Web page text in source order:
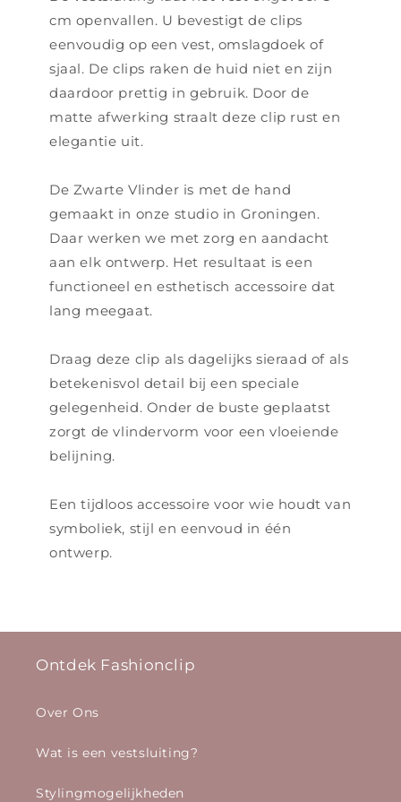
cm openvallen. U bevestigt de clips
eenvoudig op een vest, omslagdoek of
sjaal. De clips raken de huid niet en zijn
daardoor prettig in gebruik. Door de
matte afwerking straalt deze clip rust en
elegantie uit.
De Zwarte Vlinder is met de hand
gemaakt in onze studio in Groningen.
Daar werken we met zorg en aandacht
aan elk ontwerp. Het resultaat is een
functioneel en esthetisch accessoire dat
lang meegaat.
Draag deze clip als dagelijks sieraad of als
betekenisvol detail bij een speciale
gelegenheid. Onder de buste geplaatst
zorgt de vlindervorm voor een vloeiende
belijning.
Een tijdloos accessoire voor wie houdt van
symboliek, stijl en eenvoud in één
ontwerp.
Ontdek Fashionclip
Over Ons
Wat is een vestsluiting?
Stylingmogelijkheden